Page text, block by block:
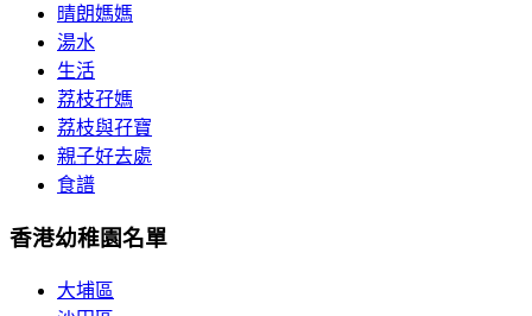
晴朗媽媽
湯水
生活
荔枝孖媽
荔枝與孖寶
親子好去處
食譜
香港幼稚園名單
大埔區